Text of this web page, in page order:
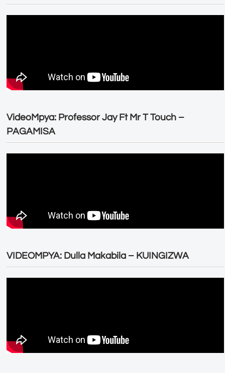
VideoMpya: Professor Jay Ft Mr T Touch –
PAGAMISA
VIDEOMPYA: Dulla Makabila – KUINGIZWA